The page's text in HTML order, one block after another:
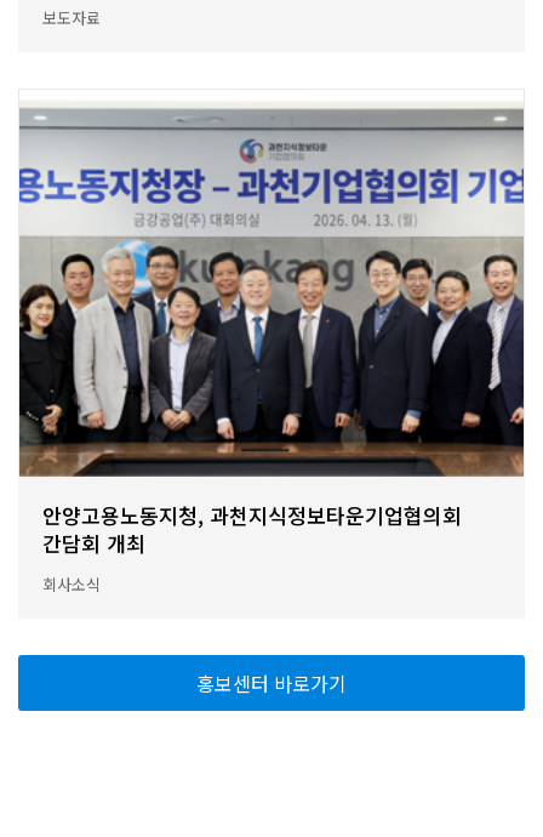
보도자료
안양고용노동지청, 과천지식정보타운기업협의회
간담회 개최
회사소식
홍보센터 바로가기